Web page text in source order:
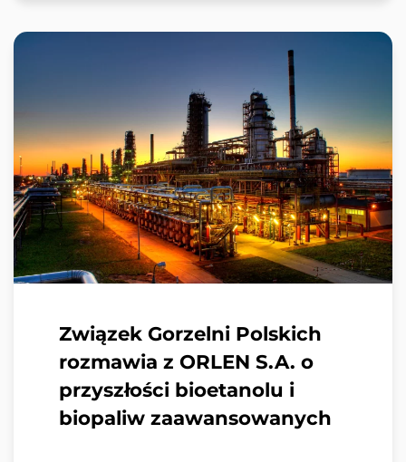
Związek Gorzelni Polskich
rozmawia z ORLEN S.A. o
przyszłości bioetanolu i
biopaliw zaawansowanych